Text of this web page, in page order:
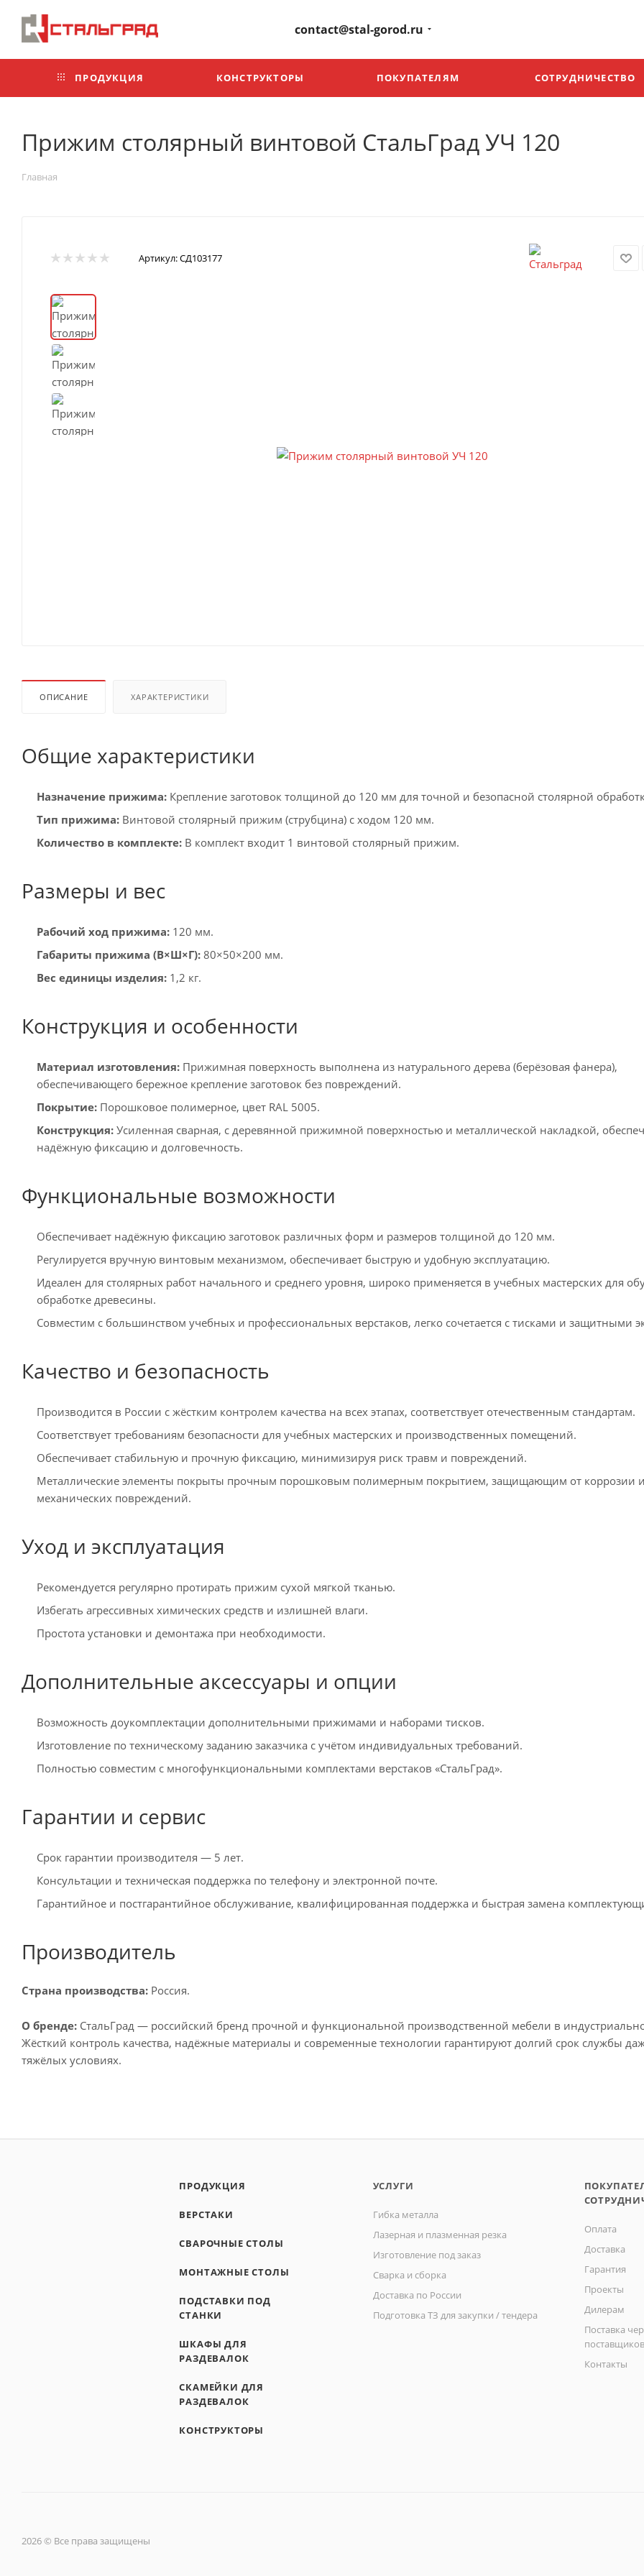
contact@stal-gorod.ru
ПРОДУКЦИЯ КОНСТРУКТОРЫ ПОКУПАТЕЛЯМ СОТРУДНИЧЕСТВО
Прижим столярный винтовой СтальГрад УЧ 120
Главная
Артикул:СД103177
ОПИСАНИЕ ХАРАКТЕРИСТИКИ
Общие характеристики
Назначение прижима: Крепление заготовок толщиной до 120 мм для точной и безопасной столярной
Тип прижима: Винтовой столярный прижим (струбцина) с ходом 120 мм.
Количество в комплекте: В комплект входит 1 винтовой столярный прижим.
Размеры и вес
Рабочий ход прижима: 120 мм.
Габариты прижима (В×Ш×Г): 80×50×200 мм.
Вес единицы изделия: 1,2 кг.
Конструкция и особенности
Материал изготовления: Прижимная поверхность выполнена из натурального дерева (берёзовая фанера),
обеспечивающего бережное крепление заготовок без повреждений.
Покрытие: Порошковое полимерное, цвет RAL 5005.
Конструкция: Усиленная сварная, с деревянной прижимной поверхностью и металлической накладкой,
надёжную фиксацию и долговечность.
Функциональные возможности
Обеспечивает надёжную фиксацию заготовок различных форм и размеров толщиной до 120 мм.
Регулируется вручную винтовым механизмом, обеспечивает быструю и удобную эксплуатацию.
Идеален для столярных работ начального и среднего уровня, широко применяется в учебных мастерских для
обработке древесины.
Совместим с большинством учебных и профессиональных верстаков, легко сочетается с тисками и защитными
Качество и безопасность
Производится в России с жёстким контролем качества на всех этапах, соответствует отечественным стандартам.
Соответствует требованиям безопасности для учебных мастерских и производственных помещений.
Обеспечивает стабильную и прочную фиксацию, минимизируя риск травм и повреждений.
Металлические элементы покрыты прочным порошковым полимерным покрытием, защищающим от коррозии
механических повреждений.
Уход и эксплуатация
Рекомендуется регулярно протирать прижим сухой мягкой тканью.
Избегать агрессивных химических средств и излишней влаги.
Простота установки и демонтажа при необходимости.
Дополнительные аксессуары и опции
Возможность доукомплектации дополнительными прижимами и наборами тисков.
Изготовление по техническому заданию заказчика с учётом индивидуальных требований.
Полностью совместим с многофункциональными комплектами верстаков «СтальГрад».
Гарантии и сервис
Срок гарантии производителя — 5 лет.
Консультации и техническая поддержка по телефону и электронной почте.
Гарантийное и постгарантийное обслуживание, квалифицированная поддержка и быстрая замена
Производитель
Страна производства: Россия.
О бренде: СтальГрад — российский бренд прочной и функциональной производственной мебели в
Жёсткий контроль качества, надёжные материалы и современные технологии гарантируют долгий срок службы
тяжёлых условиях.
ПРОДУКЦИЯ
ВЕРСТАКИ
СВАРОЧНЫЕ СТОЛЫ
МОНТАЖНЫЕ СТОЛЫ
ПОДСТАВКИ ПОД
СТАНКИ
ШКАФЫ ДЛЯ
РАЗДЕВАЛОК
СКАМЕЙКИ ДЛЯ
РАЗДЕВАЛОК
КОНСТРУКТОРЫ
УСЛУГИ
Гибка металла
Лазерная и плазменная резка
Изготовление под заказ
Сварка и сборка
Доставка по России
Подготовка ТЗ для закупки / тендера
Оплата
Доставка
Гарантия
Проекты
Дилерам
Поставка
поставщиков
Контакты
2026 © Все права защищены